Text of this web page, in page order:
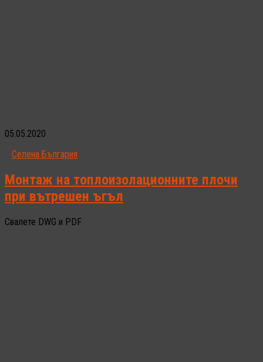
05.05.2020
Селена България
Монтаж на топлоизолационните плочи
при вътрешен ъгъл
Свалете DWG и PDF